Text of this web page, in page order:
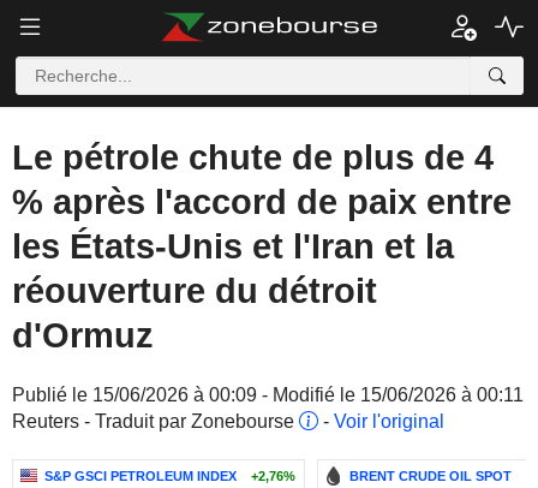
Le pétrole chute de plus de 4
% après l'accord de paix entre
les États-Unis et l'Iran et la
réouverture du détroit
d'Ormuz
Publié le 15/06/2026 à 00:09 - Modifié le 15/06/2026 à 00:11
Reuters - Traduit par Zonebourse
- Voir l'original
S&P GSCI PETROLEUM INDEX +2,76% BRENT CRUDE OIL SPOT